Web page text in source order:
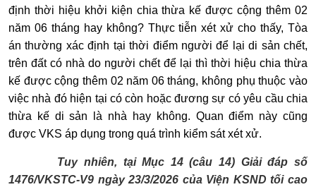
định thời hiệu khởi kiện chia thừa kế được cộng thêm 02
năm 06 tháng hay không? Thực tiễn xét xử cho thấy, Tòa
án thường xác định tại thời điểm người để lại di sản chết,
trên đất có nhà do người chết để lại thì thời hiệu chia thừa
kế được cộng thêm 02 năm 06 tháng, không phụ thuộc vào
việc nhà đó hiện tại có còn hoặc đương sự có yêu cầu chia
thừa kế di sản là nhà hay không. Quan điểm này cũng
được VKS áp dụng trong quá trình kiểm sát xét xử.
Tuy nhiên, tại Mục 14 (câu 14) Giải đáp số
1476/VKSTC-V9 ngày 23/3/2026 của Viện KSND tối cao